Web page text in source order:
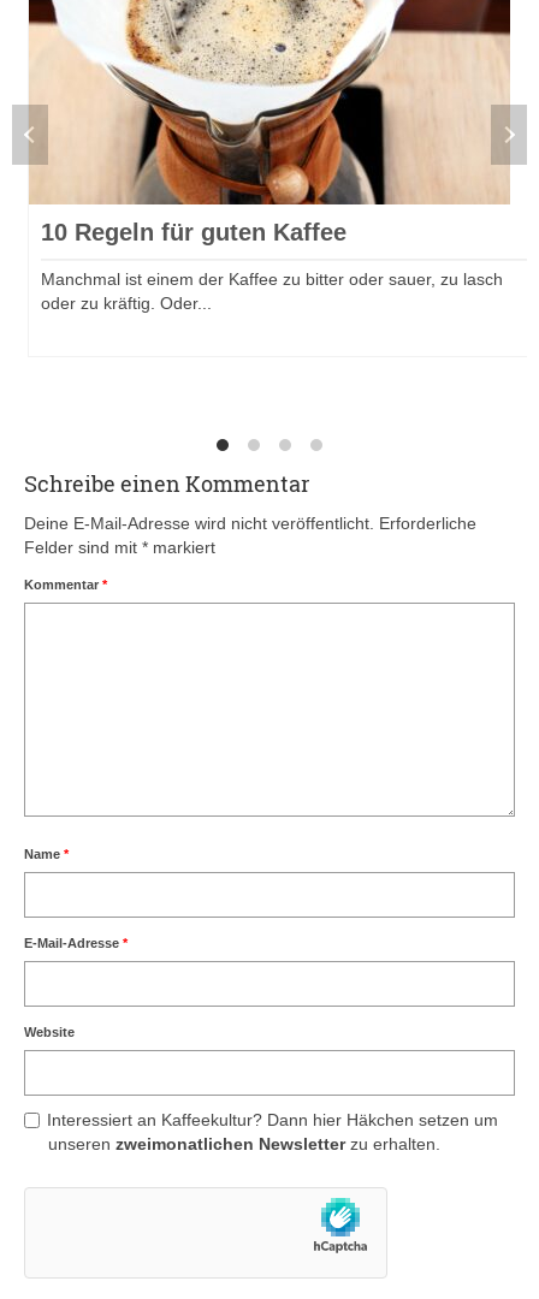
10 Regeln für guten Kaffee
Manchmal ist einem der Kaffee zu bitter oder sauer, zu lasch
oder zu kräftig. Oder...
Schreibe einen Kommentar
Deine E-Mail-Adresse wird nicht veröffentlicht. Erforderliche
Felder sind mit * markiert
Kommentar *
Name *
E-Mail-Adresse *
Website
Interessiert an Kaffeekultur? Dann hier Häkchen setzen um
unseren zweimonatlichen Newsletterzu erhalten.